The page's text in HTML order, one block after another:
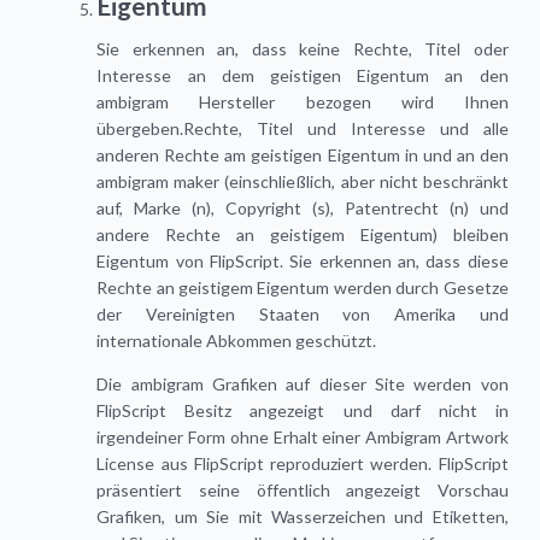
Sie erkennen an, dass keine Rechte, Titel oder
Interesse an dem geistigen Eigentum an den
ambigram Hersteller bezogen wird Ihnen
übergeben.Rechte, Titel und Interesse und alle
anderen Rechte am geistigen Eigentum in und an den
ambigram maker (einschließlich, aber nicht beschränkt
auf, Marke (n), Copyright (s), Patentrecht (n) und
andere Rechte an geistigem Eigentum) bleiben
Eigentum von FlipScript. Sie erkennen an, dass diese
Rechte an geistigem Eigentum werden durch Gesetze
der Vereinigten Staaten von Amerika und
internationale Abkommen geschützt.
Die ambigram Grafiken auf dieser Site werden von
FlipScript Besitz angezeigt und darf nicht in
irgendeiner Form ohne Erhalt einer Ambigram Artwork
License aus FlipScript reproduziert werden. FlipScript
präsentiert seine öffentlich angezeigt Vorschau
Grafiken, um Sie mit Wasserzeichen und Etiketten,